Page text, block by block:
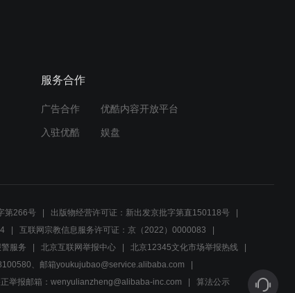
雨夜劝退，女主角与伙伴选
00:40
紧张氛围下的不停呼唤，他
在急切寻找什么？
服务合作
广告合作 优酷内容开放平台
入驻优酷 娱盘
第266号
出版物经营许可证：新出发京批字第直150118号
互联网宗教信息服务许可证：京（2022）0000083
服务 北京互联网举报中心
北京12345文化市场举报热线
、邮箱youkujubao@service.alibaba.com
正举报邮箱：wenyulianzheng@alibaba-inc.com 算法公示